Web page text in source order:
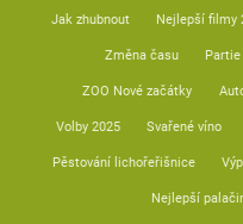
Jak zhubnout Nejlepší filmy
Změna času Partie
ZOO Nové začátky
Volby 2025 Svařené víno
Pěstování lichořeřišnice
Nejlepší